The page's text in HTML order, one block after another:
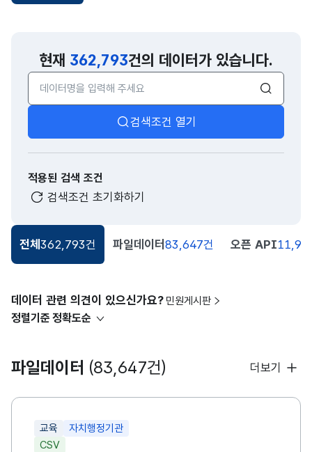
현재 362,793건의 데이터가 있습니다.
검색어 입력창
검색
검색조건 열기
적용된 검색 조건
검색조건 초기화하기
전체 362,793건 파일데이터 83,647건 오픈 API
데이터 관련 의견이 있으신가요? 민원게시판
정렬기준 정확도순
파일데이터 (83,647건) 더보기
교육
자치행정기관
CSV